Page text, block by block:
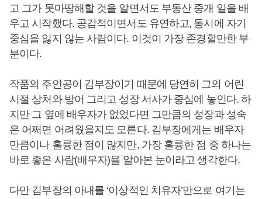
고 그가 못마땅해할 것을 알면서도 부동산 중개 일을 배
우고 시작했다. 공감적이면서도 유연하고, 동시에 자기
중심을 잃지 않는 사람이다. 이것이 가장 존경할만한 부
분이다.
작품의 주인공이 김부장이기 때문에 당연히 그의 어린
시절 상처와 방어 그리고 성장 서사가 중심에 놓인다. 하
지만 그 옆에 배우자가 없었다면 그만큼의 성장과 성숙
은 어쩌면 어려웠을지도 모른다. 김부장에게는 배우자
만큼이나 훌륭한 점이 많지만, 가장 훌륭한 점 중 하나는
바로 좋은 사람(배우자)을 알아본 눈이라고 생각한다.
다만 김부장의 아내를 ‘이상적인 치유자’만으로 여기는